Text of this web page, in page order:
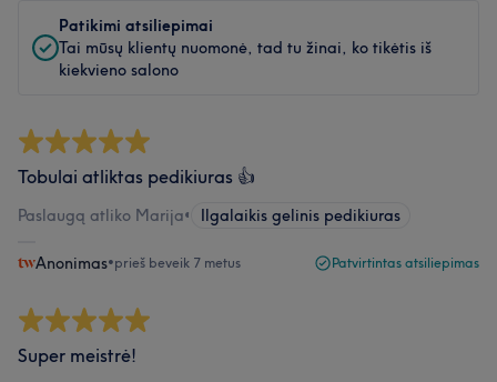
Patikimi atsiliepimai
Tai mūsų klientų nuomonė, tad tu žinai, ko tikėtis iš
kiekvieno salono
Tobulai atliktas pedikiuras 👍
Paslaugą atliko Marija• Ilgalaikis gelinis pedikiuras
Anonimas•prieš beveik 7 metus Patvirtintas atsiliepimas
Super meistrė!